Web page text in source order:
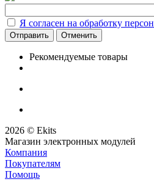
Я согласен на обработку
Отменить
Рекомендуемые товары
2026 © Ekits
Магазин электронных модулей
Компания
Покупателям
Помощь